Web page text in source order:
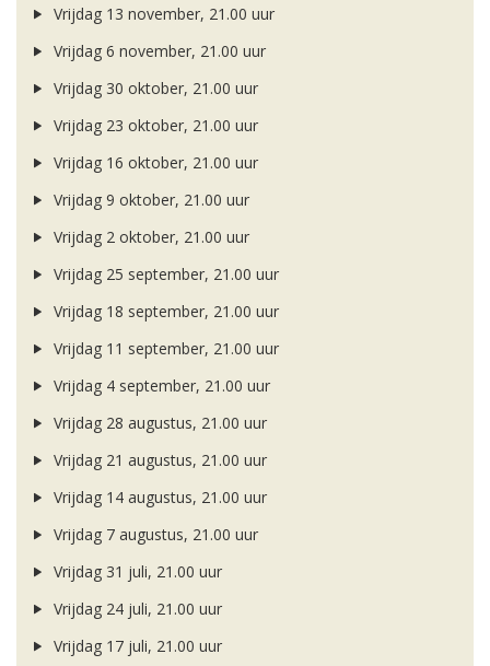
Vrijdag 13 november, 21.00 uur
Vrijdag 6 november, 21.00 uur
Vrijdag 30 oktober, 21.00 uur
Vrijdag 23 oktober, 21.00 uur
Vrijdag 16 oktober, 21.00 uur
Vrijdag 9 oktober, 21.00 uur
Vrijdag 2 oktober, 21.00 uur
Vrijdag 25 september, 21.00 uur
Vrijdag 18 september, 21.00 uur
Vrijdag 11 september, 21.00 uur
Vrijdag 4 september, 21.00 uur
Vrijdag 28 augustus, 21.00 uur
Vrijdag 21 augustus, 21.00 uur
Vrijdag 14 augustus, 21.00 uur
Vrijdag 7 augustus, 21.00 uur
Vrijdag 31 juli, 21.00 uur
Vrijdag 24 juli, 21.00 uur
Vrijdag 17 juli, 21.00 uur